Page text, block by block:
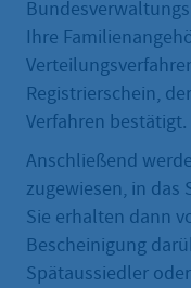
Ihre
Registrierschein,
Verfahren bestätigt.
Anschließend
zugewiesen, in das
Sie erhalten dann
Bescheinigung
Spätaussiedler